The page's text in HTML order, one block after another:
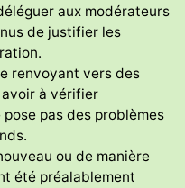
aux modérateurs
de justifier les
renvoyant vers des
à vérifier
pas des problèmes
ou de manière
été préalablement